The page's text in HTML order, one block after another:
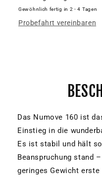
Gewöhnlich fertig in 2 - 4 Tagen
Probefahrt vereinbaren
Das Numove 160 ist
Einstieg in die
Es ist stabil und hält
Beanspruchung stand
geringes Gewicht